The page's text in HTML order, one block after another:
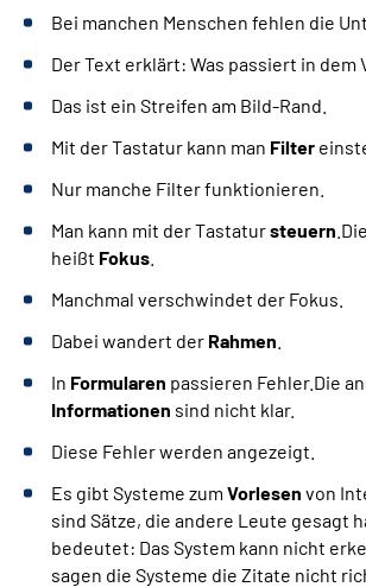
Bei manchen Menschen fehlen die
Der Text erklärt: Was passiert in dem
Das ist ein Streifen am Bild-Rand.
Mit der Tastatur kann man Filter
Nur manche Filter funktionieren.
Man kann mit der Tastatursteuern
heißt Fokus
Manchmal verschwindet der Fokus.
Dabei wandert der Rahmen
In Formularen passieren Fehler.Die
Informationen sind nicht klar.
Diese Fehler werden angezeigt.
Es gibt Systeme zum Vorlesen von
sind Sätze, die andere Leute gesagt
bedeutet: Das System kann nicht
sagen die Systeme die Zitate nicht